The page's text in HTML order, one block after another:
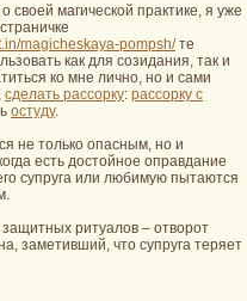
своей магической практике, я уже
magicheskaya-pompsh/те
как для созидания, так и
ко мне лично, но и сами
сделать рассорку: рассорку с
остуду.
не только опасным, но и
есть достойное оправдание
супруга или любимую пытаются
ритуалов – отворот
заметивший, что супруга теряет